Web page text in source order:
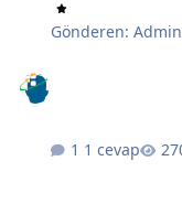
Gönderen:Admin
1 cevap